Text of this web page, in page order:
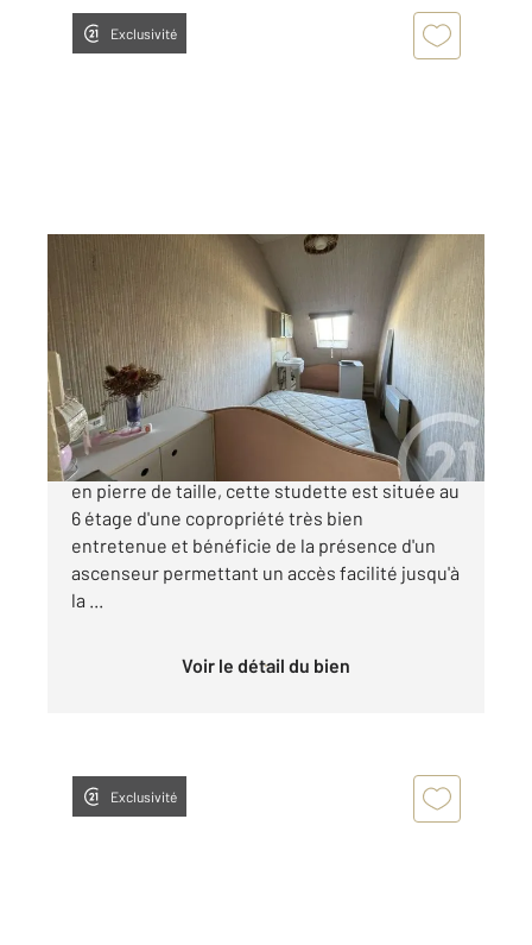
Exclusivité
PARIS 75009
8,16 m
Ref : 3062
à vendre
83 000 €
Rue de Rochechouart, au sein d'un immeuble
en pierre de taille, cette studette est située au
6 étage d'une copropriété très bien
entretenue et bénéficie de la présence d'un
ascenseur permettant un accès facilité jusqu'à
la ...
Voir le détail du bien
Exclusivité